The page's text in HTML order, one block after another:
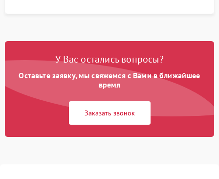
У Вас остались вопросы?
Оставьте заявку, мы свяжемся с Вами в ближайшее
время
Заказать звонок